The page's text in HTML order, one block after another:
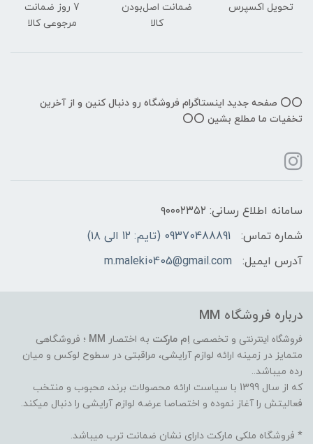
تحویل اکسپرس
ضمانت اصل‌بودن
کالا
7 روز ضمانت
مرجوعی کالا
⭕️⭕️ صفحه جدید اینستاگرام فروشگاه رو دنبال کنین و از آخرین
تخفیات ما مطلع بشین ⭕️⭕️
سامانه اطلاع رسانی: ۹۰۰۰۲۳۵۲
شماره تماس:
09370488891 (تایم: 12 الی ۱۸)
آدرس ایمیل:
m.maleki0405@gmail.com
درباره فروشگاه MM
فروشگاه اینترنتی و تخصصی اِم مارکت به اختصار MM ؛ فروشگاهی
متمایز در زمینه ارائه لوازم آرایشی، مراقبتی در سطوح لوکس و میان
رده میباشد..
که از سال 1399 با سیاست ارائه محصولات برند، محبوب و منتخب
فعالیتش را آغاز نموده و اختصاصا عرضه لوازم آرایشی را دنبال میکند.
* فروشگاه ملکی مارکت دارای نشان ضمانت ترب میباشد.